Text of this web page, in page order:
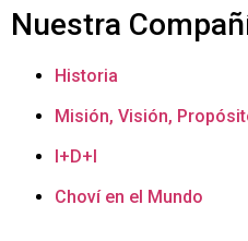
Nuestra
Historia
Misión, Visión,
I+D+I
Choví en el Mundo